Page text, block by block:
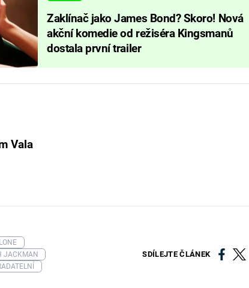
Zaklínač jako James Bond? Skoro! Nová
akční komedie od režiséra Kingsmanů
dostala první trailer
Vala
SDÍLEJTE ČLÁNEK
JACKMAN